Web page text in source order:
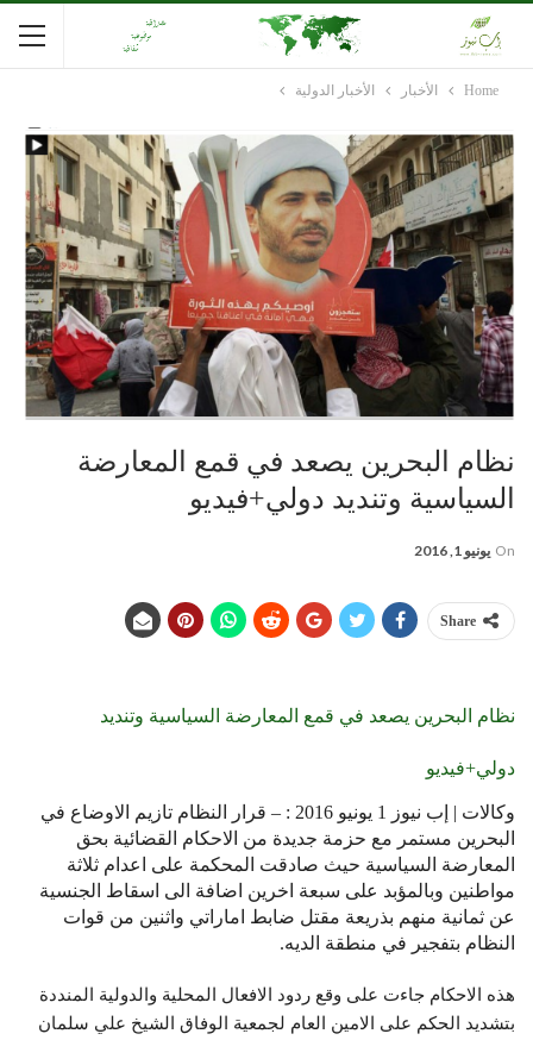
Home الأخبار الأخبار الدولية
نظام البحرين يصعد في قمع المعارضة
السياسية وتنديد دولي+فيديو
On يونيو 1, 2016
Share
نظام البحرين يصعد في قمع المعارضة السياسية وتنديد
دولي+فيديو
وكالات | إب نيوز 1 يونيو 2016 : – قرار النظام تازيم الاوضاع في
البحرين مستمر مع حزمة جديدة من الاحكام القضائية بحق
المعارضة السياسية حيث صادقت المحكمة على اعدام ثلاثة
مواطنين وبالمؤبد على سبعة اخرين اضافة الى اسقاط الجنسية
عن ثمانية منهم بذريعة مقتل ضابط اماراتي واثنين من قوات
النظام بتفجير في منطقة الديه.
هذه الاحكام جاءت على وقع ردود الافعال المحلية والدولية المنددة
بتشديد الحكم على الامين العام لجمعية الوفاق الشيخ علي سلمان